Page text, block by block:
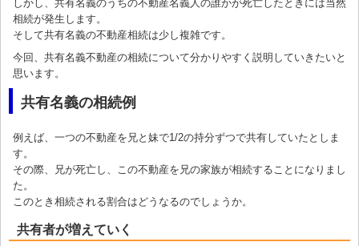
しかし、共有名義のうちの不動産名義人の誰かが死亡したときには当然
相続が発生します。
そして共有名義の不動産相続は少し複雑です。
今回、共有名義不動産の相続について分かりやすく説明していきたいと
思います。
共有名義の相続例
例えば、一つの不動産を兄と妹で1/2の持分ずつで共有していたとしま
す。
その際、兄が死亡し、この不動産を兄の家族が相続することになりまし
た。
このとき相続される割合はどうなるのでしょうか。
共有者が増えていく